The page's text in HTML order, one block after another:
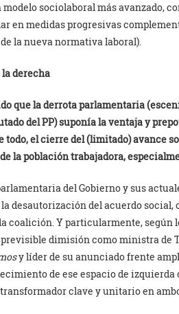
sociolaboral más avanzado,
en medidas progresivas
la nueva normativa laboral).
derecha
que la derrota parlamentaria
del PP) suponía la ventaja y
todo, el cierre del (limitado) avance
la población trabajadora,
del Gobierno y sus
desautorización del acuerdo social,
coalición. Y particularmente, según
dimisión como ministra de
y líder de su anunciado frente
de ese espacio de izquierda
clave y unitario en